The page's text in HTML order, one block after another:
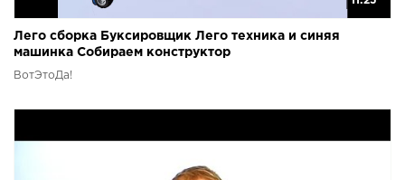
Лего сборка Буксировщик Лего техника и синяя
машинка Собираем конструктор
ВотЭтоДа!